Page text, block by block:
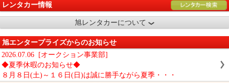
レンタカー情報
旭レンタカーについて
旭エンタープライズからのお知らせ
2026.07.06 [オークション事業部]
◆夏季休暇のお知らせ◆
８月８日(土)～１６日(日)は誠に勝手ながら夏季・・・